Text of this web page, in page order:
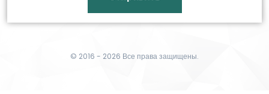
© 2016 - 2026 Все права защищены.